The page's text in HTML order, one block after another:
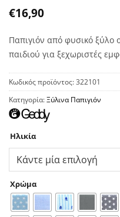
€16,90
Παπιγιόν από φυσικό ξύλο
παιδιού για ξεχωριστές
Κωδικός προϊόντος:322101
Κατηγορία:Ξύλινα Παπιγιόν
Ηλικία
Χρώμα